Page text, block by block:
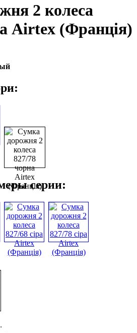
2 колеса
Airtex (Франція)
серии: